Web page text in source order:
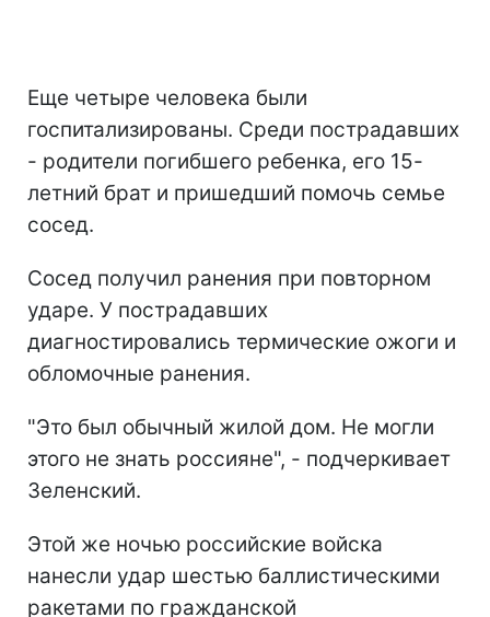
Еще четыре человека были
госпитализированы. Среди пострадавших
- родители погибшего ребенка, его 15-
летний брат и пришедший помочь семье
сосед.
Сосед получил ранения при повторном
ударе. У пострадавших
диагностировались термические ожоги и
обломочные ранения.
"Это был обычный жилой дом. Не могли
этого не знать россияне", - подчеркивает
Зеленский.
Этой же ночью российские войска
нанесли удар шестью баллистическими
ракетами по гражданской